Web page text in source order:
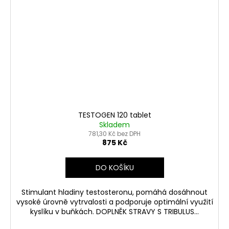
TESTOGEN 120 tablet
Skladem
781,30 Kč bez DPH
875 Kč
DO KOŠÍKU
Stimulant hladiny testosteronu, pomáhá dosáhnout
vysoké úrovně vytrvalosti a podporuje optimální využití
kyslíku v buňkách. DOPLNĚK STRAVY S TRIBULUS...